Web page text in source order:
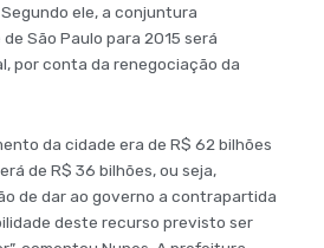
ele, a conjuntura
São Paulo para 2015 será
por conta da renegociação da
da cidade era de R$ 62 bilhões
de R$ 36 bilhões, ou seja,
de dar ao governo a contrapartida
deste recurso previsto ser